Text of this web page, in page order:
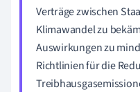
Verträge zwischen
Klimawandel zu
Auswirkungen zu
Richtlinien für die